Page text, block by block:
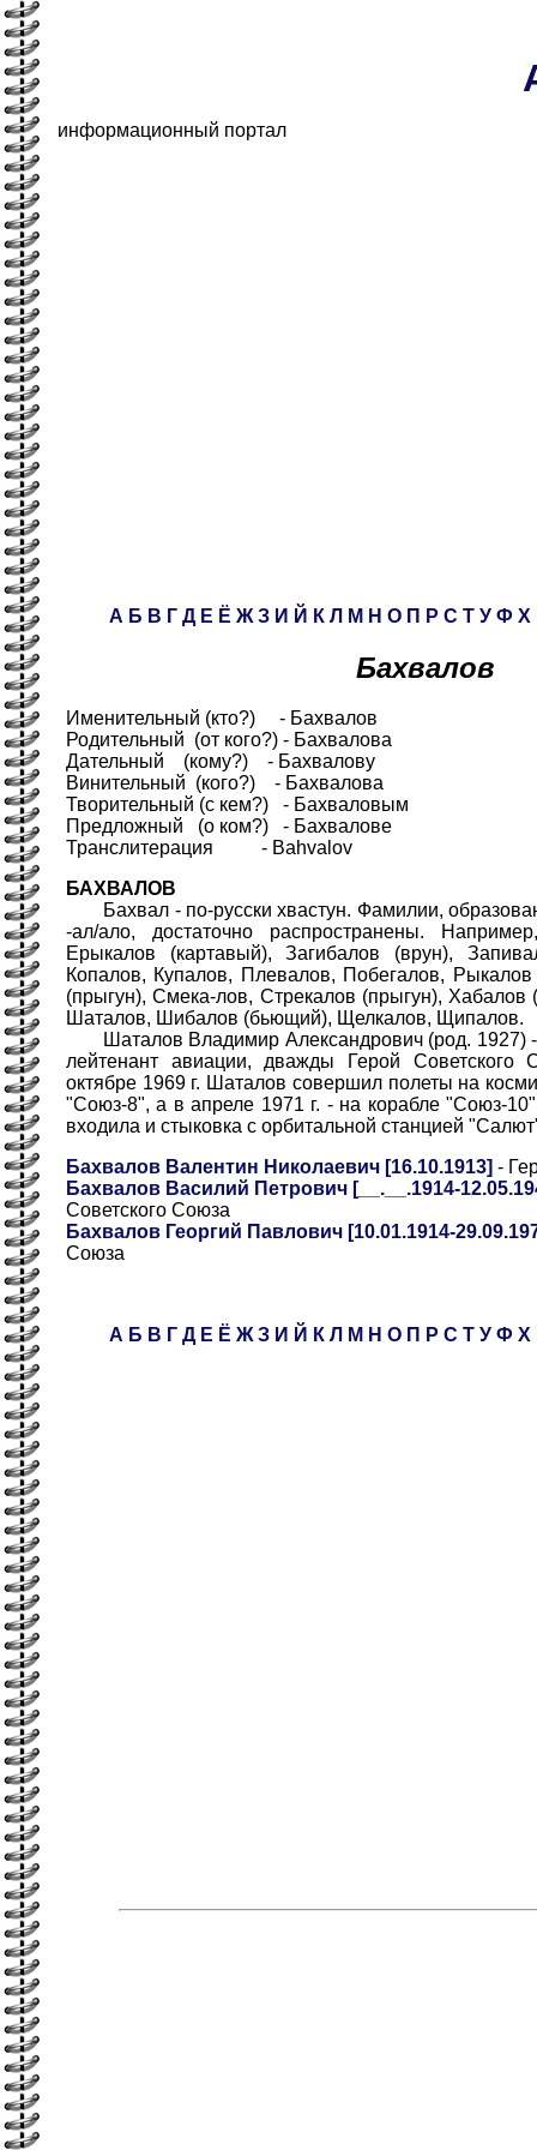
информационный портал
А Б В Г Д Е Ё Ж З И Й К Л М Н О П Р С Т У Ф Х
Бахвалов
Именительный (кто?) - Бахвалов
Родительный (от кого?) - Бахвалова
Дательный (кому?) - Бахвалову
Винительный (кого?) - Бахвалова
Творительный (с кем?) - Бахваловым
Предложный (о ком?) - Бахвалове
Транслитерация - Bahvalov
БАХВАЛОВ
Бахвал - по-русски хвастун. Фамилии,
-ал/ало, достаточно распространены.
Ерыкалов (картавый), Загибалов (врун),
Копалов, Купалов, Плевалов, Побегалов,
(прыгун), Смека-лов, Стрекалов (прыгун), Хабалов
Шаталов, Шибалов (бьющий), Щелкалов, Щипалов.
Шаталов Владимир Александрович (род. 1927) -
лейтенант авиации, дважды Герой
октябре 1969 г. Шаталов совершил полеты на
"Союз-8", а в апреле 1971 г. - на корабле "Союз-
входила и стыковка с орбитальной станцией
Бахвалов Валентин Николаевич [16.10.1913] -
Бахвалов Василий Петрович [__.__.1914-
Советского Союза
Бахвалов Георгий Павлович [10.01.1914-
Союза
А Б В Г Д Е Ё Ж З И Й К Л М Н О П Р С Т У Ф Х